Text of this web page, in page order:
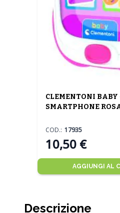
CLEMENTONI
SMARTPHONE
10,50 €
COD.: 17935
AGGIUNGI AL
Descrizione